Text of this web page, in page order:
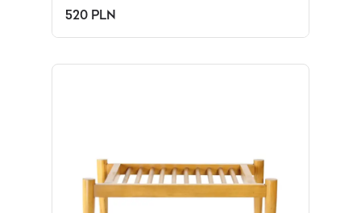
520 PLN